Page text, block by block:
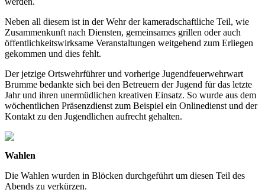
Neben all diesem ist in der Wehr der kameradschaftliche Teil, wie
Zusammenkunft nach Diensten, gemeinsames grillen oder auch
öffentlichkeitswirksame Veranstaltungen weitgehend zum Erliegen
gekommen und dies fehlt.
Der jetzige Ortswehrführer und vorherige Jugendfeuerwehrwart
Brumme bedankte sich bei den Betreuern der Jugend für das letzte
Jahr und ihren unermüdlichen kreativen Einsatz. So wurde aus dem
wöchentlichen Präsenzdienst zum Beispiel ein Onlinedienst und der
Kontakt zu den Jugendlichen aufrecht gehalten.
Wahlen
Die Wahlen wurden in Blöcken durchgeführt um diesen Teil des
Abends zu verkürzen.